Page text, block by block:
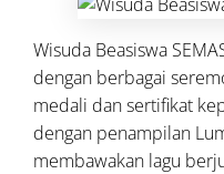
Wisuda Beasiswa
dengan berbagai
medali dan sertifikat
dengan penampilan
membawakan lagu